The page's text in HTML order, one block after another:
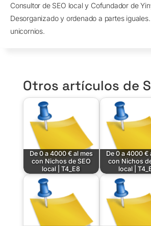
Consultor de SEO local y Cofundador de
Desorganizado y ordenado a partes
unicornios.
Otros artículos de
De 0 a 4000 € al mes
con Nichos de SEO
local | T4_E8
De 0 a 4000 €
con Nichos
local |